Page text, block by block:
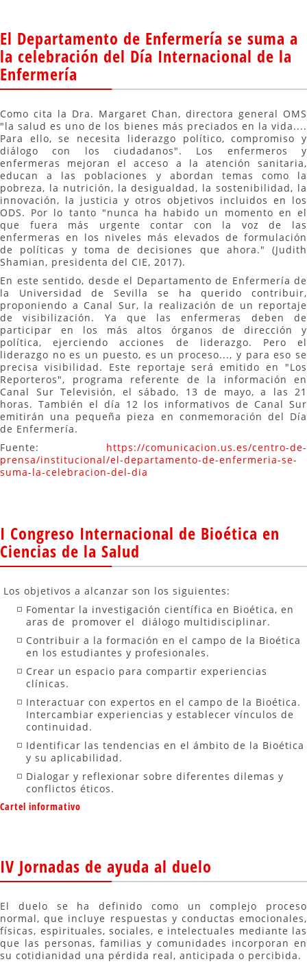
El Departamento de Enfermería se suma a
la celebración del Día Internacional de la
Enfermería
Como cita la Dra. Margaret Chan, directora general OMS
"la salud es uno de los bienes más preciados en la vida....
Para ello, se necesita liderazgo político, compromiso y
diálogo con los ciudadanos". Los enfermeros y
enfermeras mejoran el acceso a la atención sanitaria,
educan a las poblaciones y abordan temas como la
pobreza, la nutrición, la desigualdad, la sostenibilidad, la
innovación, la justicia y otros objetivos incluidos en los
ODS. Por lo tanto "nunca ha habido un momento en el
que fuera más urgente contar con la voz de las
enfermeras en los niveles más elevados de formulación
de políticas y toma de decisiones que ahora." (Judith
Shamian, presidenta del CIE, 2017).
En este sentido, desde el Departamento de Enfermería de
la Universidad de Sevilla se ha querido contribuir,
proponiendo a Canal Sur, la realización de un reportaje
de visibilización. Ya que las enfermeras deben de
participar en los más altos órganos de dirección y
política, ejerciendo acciones de liderazgo. Pero el
liderazgo no es un puesto, es un proceso..., y para eso se
precisa visibilidad. Este reportaje será emitido en "Los
Reporteros", programa referente de la información en
Canal Sur Televisión, el sábado, 13 de mayo, a las 21
horas. También el día 12 los informativos de Canal Sur
emitirán una pequeña pieza en conmemoración del Día
de Enfermería.
Fuente: https://comunicacion.us.es/centro-de-
prensa/institucional/el-departamento-de-enfermeria-se-
suma-la-celebracion-del-dia
I Congreso Internacional de Bioética en
Ciencias de la Salud
Los objetivos a alcanzar son los siguientes:
Fomentar la investigación científica en Bioética, en
aras de promover el diálogo multidisciplinar.
Contribuir a la formación en el campo de la Bioética
en los estudiantes y profesionales.
Crear un espacio para compartir experiencias
clínicas.
Interactuar con expertos en el campo de la Bioética.
Intercambiar experiencias y establecer vínculos de
continuidad.
Identificar las tendencias en el ámbito de la Bioética
y su aplicabilidad.
Dialogar y reflexionar sobre diferentes dilemas y
conflictos éticos.
Cartel informativo
IV Jornadas de ayuda al duelo
El duelo se ha definido como un complejo proceso
normal, que incluye respuestas y conductas emocionales,
físicas, espirituales, sociales, e intelectuales mediante las
que las personas, familias y comunidades incorporan en
su cotidianidad una pérdida real, anticipada o percibida.